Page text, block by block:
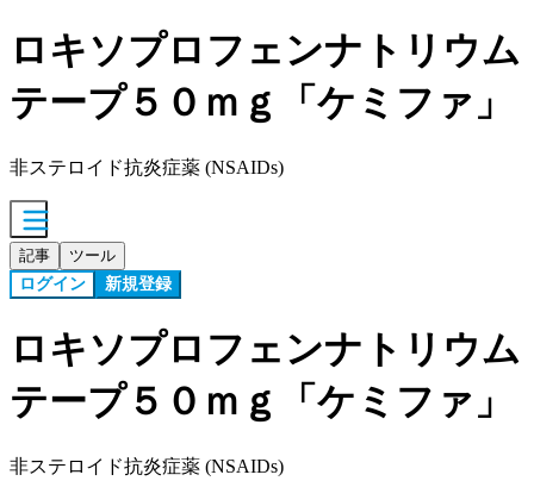
ロキソプロフェンナトリウム
テープ５０ｍｇ「ケミファ」
非ステロイド抗炎症薬 (NSAIDs)
記事 ツール
ログイン 新規登録
ロキソプロフェンナトリウム
テープ５０ｍｇ「ケミファ」
非ステロイド抗炎症薬 (NSAIDs)